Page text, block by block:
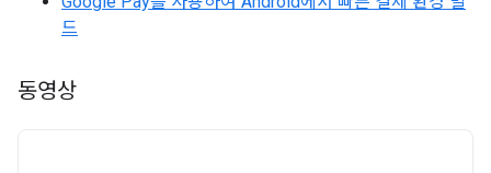
드
동영상